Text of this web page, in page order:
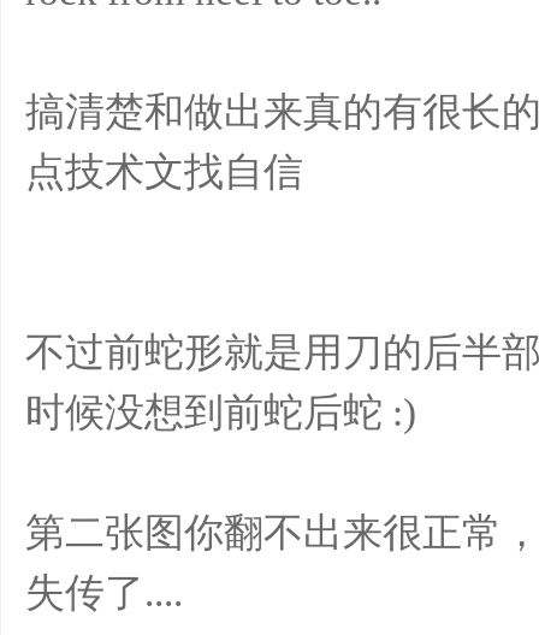
搞清楚和做出来真的有很长
点技术文找自信
不过前蛇形就是用刀的后半
时候没想到前蛇后蛇 :)
第二张图你翻不出来很正常
失传了....